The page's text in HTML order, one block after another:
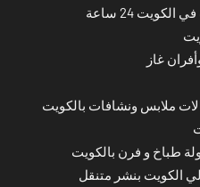
24 ساعة
غاز
ملابس ونشافات بالكويت
طباخ و فرن بالكويت
الكويت بنشر متنقل